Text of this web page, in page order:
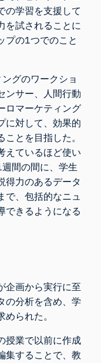
の学習を支援して
を試されることに
プの1つでのこと
グのワークショ
ンサー、人間行動
ロマーケティング
に対して、効果的
とを目指した。
えているほど使い
間の間に、学生
得力のあるデータ
で、包括的なニュ
できるようになる
企画から実行に至
の分析を含め、学
られた。
授業で以前に作成
集することで、教